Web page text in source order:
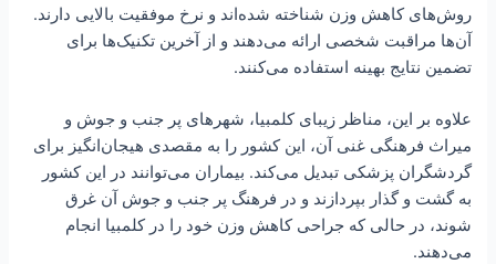
روش‌های کاهش وزن شناخته شده‌اند و نرخ موفقیت بالایی دارند.
آن‌ها مراقبت شخصی ارائه می‌دهند و از آخرین تکنیک‌ها برای
تضمین نتایج بهینه استفاده می‌کنند.
علاوه بر این، مناظر زیبای کلمبیا، شهرهای پر جنب و جوش و
میراث فرهنگی غنی آن، این کشور را به مقصدی هیجان‌انگیز برای
گردشگران پزشکی تبدیل می‌کند. بیماران می‌توانند در این کشور
به گشت و گذار بپردازند و در فرهنگ پر جنب و جوش آن غرق
شوند، در حالی که جراحی کاهش وزن خود را در کلمبیا انجام
می‌دهند.